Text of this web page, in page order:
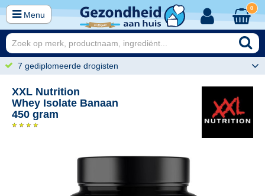
Menu
0
7 gediplomeerde drogisten
XXL Nutrition
Whey Isolate Banaan
450 gram